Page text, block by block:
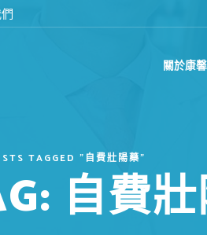
關於康
TAGGED "自費壯陽藥"
自費